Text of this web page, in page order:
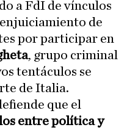
a FdI de vínculos
de
por participar en
, grupo criminal
tentáculos se
de Italia.
que el
entre política y